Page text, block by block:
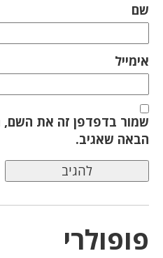
שם
אימייל
שמור בדפדפן זה את השם,
הבאה שאגיב.
פופולרי